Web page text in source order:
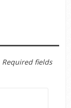
Required fields